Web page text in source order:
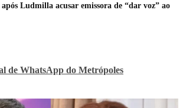
Ludmilla acusar emissora de “dar voz” ao
de WhatsApp do Metrópoles